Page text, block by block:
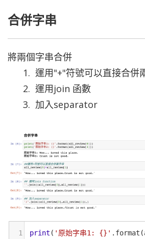
合併字串
將兩個字串合併
運用"+"符號可以直接合併
運用join 函數
加入separator
1 print ( '原始字串1: {}' . format (